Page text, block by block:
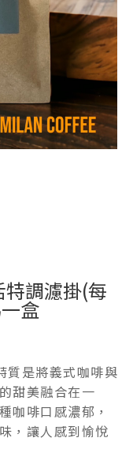
調濾掛(每
盒
質是將義式咖啡與
甜美融合在一
咖啡口感濃郁，
，讓人感到愉悅